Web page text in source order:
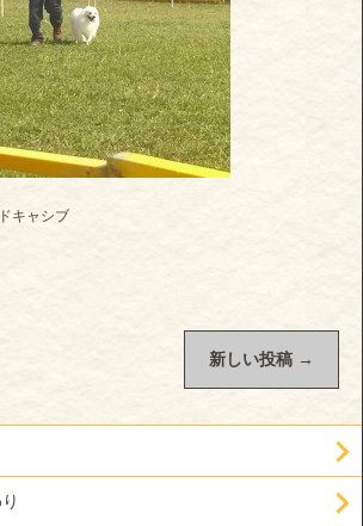
キャシブ
新しい投稿 →